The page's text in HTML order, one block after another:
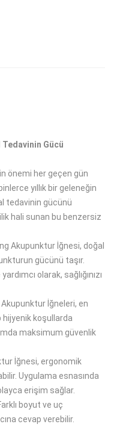
Gücü
önemi her geçen gün
yıllık bir geleneğin
tedavinin gücünü
hali sunan bu benzersiz
Akupunktur İğnesi, doğal
gücünü taşır.
olarak, sağlığınızı
Akupunktur İğneleri, en
koşullarda
maksimum güvenlik
İğnesi, ergonomik
Uygulama esnasında
erişim sağlar.
boyut ve uç
cevap verebilir.